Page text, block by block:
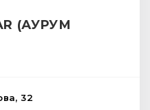
(АУРУМ
32